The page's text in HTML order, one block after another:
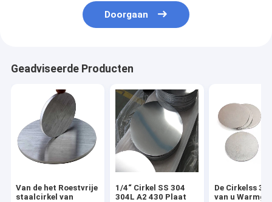
Doorgaan
Geadviseerde Producten
Van de het Roestvrije
staalcirkel van
1/4“ Cirkel SS 304
304L A2 430 Plaat
De Cirkelss
van u